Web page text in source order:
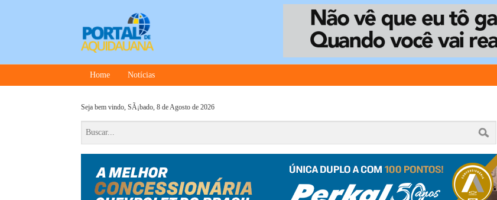
Home Notícias
Seja bem vindo, SÃ¡bado, 8 de Agosto de 2026